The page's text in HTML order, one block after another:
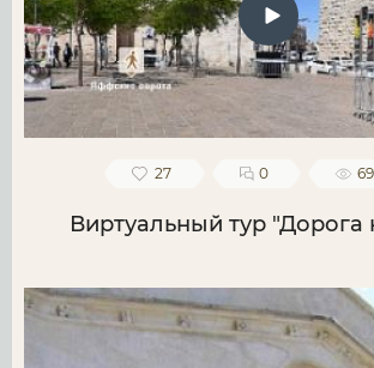
27 0
Виртуальный тур "Дорога